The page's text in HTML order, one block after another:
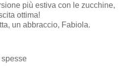
più estiva con le zucchine,
ottima!
un abbraccio, Fabiola.